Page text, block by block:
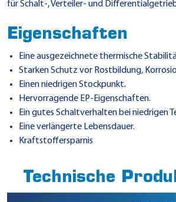
für Schalt-, Verteiler- und
Eigenschaften
Eine ausgezeichnete thermische
Starken Schutz vor Rostbildung,
Einen niedrigen Stockpunkt.
Hervorragende EP-Eigenschaften.
Ein gutes Schaltverhalten bei niedrigen
Eine verlängerte Lebensdauer.
Kraftstoffersparnis
Technische